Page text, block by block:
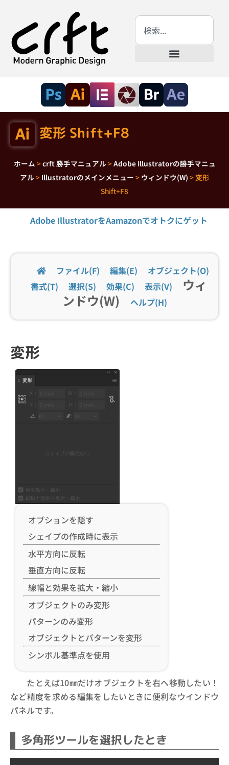
変形 Shift+F8
ホーム >crft 勝手マニュアル >Adobe Illustratorの勝手マニュ
アル > Illustratorのメインメニュー > ウィンドウ(W) >変形
Shift+F8
Adobe IllustratorをAamazonでオトクにゲット
ファイル(F) 編集(E)
オブジェクト(O)
書式(T)
選択(S) 効果(C) 表示(V)
ウィ
ンドウ(W)
ヘルプ(H)
変形
オプションを隠す
シェイプの作成時に表示
水平方向に反転
垂直方向に反転
線幅と効果を拡大・縮小
オブジェクトのみ変形
パターンのみ変形
オブジェクトとパターンを変形
シンボル基準点を使用
たとえば10㎜だけオブジェクトを右へ移動したい！
など精度を求める編集をしたいときに便利なウインドウ
パネルです。
多角形ツールを選択したとき